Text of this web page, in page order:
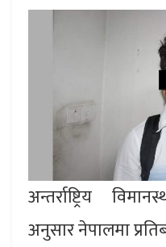
अन्तर्राष्ट्रिय
अनुसार नेपालमा